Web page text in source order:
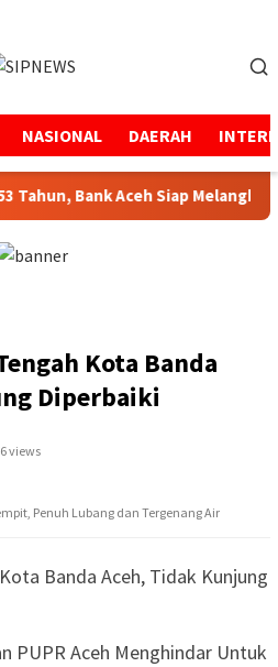
NASIONAL DAERAH
Bank Aceh Siap Melangkah
Kota Banda
Diperbaiki
views
Penuh Lubang dan Tergenang Air
Banda Aceh, Tidak Kunjung
PUPR Aceh Menghindar Untuk